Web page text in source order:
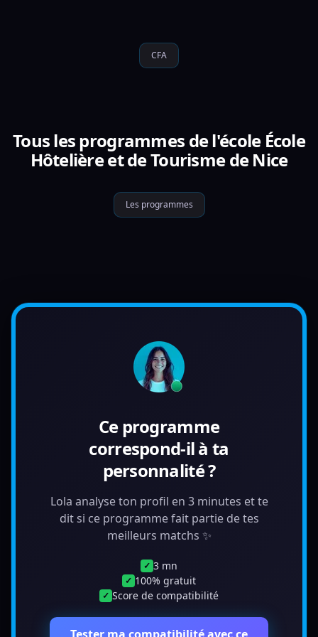
CFA
Tous les programmes de l'école École
Hôtelière et de Tourisme de Nice
Les programmes
Ce programme
correspond-il à ta
personnalité ?
Lola analyse ton profil en 3 minutes et te
dit si ce programme fait partie de tes
meilleurs matchs ✨
✓ 3 mn
✓ 100% gratuit
✓ Score de compatibilité